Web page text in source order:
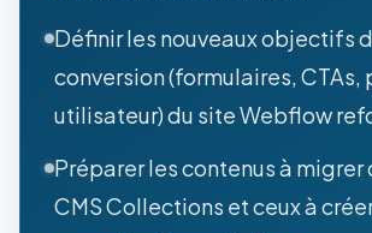
Définir les nouveaux objectifs
conversion (formulaires, CTAs,
utilisateur) du site Webflow
Préparer les contenus à migrer
CMS Collections et ceux à